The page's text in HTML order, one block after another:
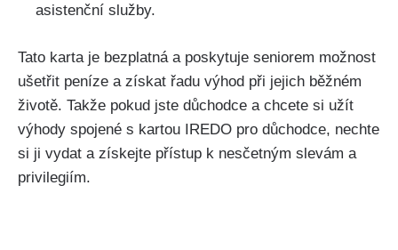
asistenční služby.
Tato karta je bezplatná a poskytuje seniorem možnost
ušetřit peníze a získat řadu výhod při jejich běžném
životě. Takže pokud jste důchodce a chcete si užít
výhody spojené s kartou IREDO pro důchodce, nechte
si ji vydat a získejte přístup k nesčetným slevám a
privilegiím.